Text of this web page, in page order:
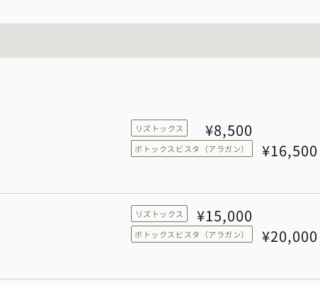
リズトックス ¥8,500
ボトックスビスタ（アラガン） ¥16,500
リズトックス ¥15,000
ボトックスビスタ（アラガン） ¥20,000